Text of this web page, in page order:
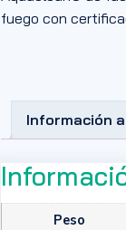
fuego con
Información
Peso